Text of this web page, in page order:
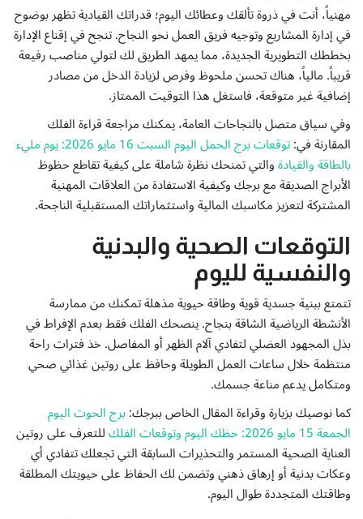
مهنياً، أنت في ذروة تألقك وعطائك اليوم؛ قدراتك القيادية تظهر بوضوح
في إدارة المشاريع وتوجيه فريق العمل نحو النجاح. تنجح في إقناع الإدارة
بخططك التطويرية الجديدة، مما يمهد الطريق لك لتولي مناصب رفيعة
قريباً. مالياً، هناك تحسن ملحوظ وفرص لزيادة الدخل من مصادر
إضافية غير متوقعة، فاستغل هذا التوقيت الممتاز.
وفي سياق متصل بالنجاحات العامة، يمكنك مراجعة قراءة الفلك
المقارنة في: توقعات برج الحمل اليوم السبت 16 مايو 2026: يوم مليء
بالطاقة والقيادةوالتي تمنحك نظرة شاملة على كيفية تقاطع حظوظ
الأبراج الصديقة مع برجك وكيفية الاستفادة من العلاقات المهنية
المشتركة لتعزيز مكاسبك المالية واستثماراتك المستقبلية الناجحة.
التوقعات الصحية والبدنية
والنفسية لليوم
تتمتع ببنية جسدية قوية وطاقة حيوية مذهلة تمكنك من ممارسة
الأنشطة الرياضية الشاقة بنجاح. ينصحك الفلك فقط بعدم الإفراط في
بذل المجهود العضلي لتفادي آلام الظهر أو المفاصل. خذ فترات راحة
منتظمة خلال ساعات العمل الطويلة وحافظ على روتين غذائي صحي
ومتكامل يدعم مناعة جسمك.
كما نوصيك بزيارة وقراءة المقال الخاص ببرجك:برج الحوت اليوم
الجمعة 15 مايو 2026: حظك اليوم وتوقعات الفلك للتعرف على روتين
العناية الصحية المستمر والتحذيرات السابقة التي تجعلك تتفادي أي
وعكات بدنية أو إرهاق ذهني وتضمن لك الحفاظ على حيويتك المطلقة
وطاقتك المتجددة طوال اليوم.